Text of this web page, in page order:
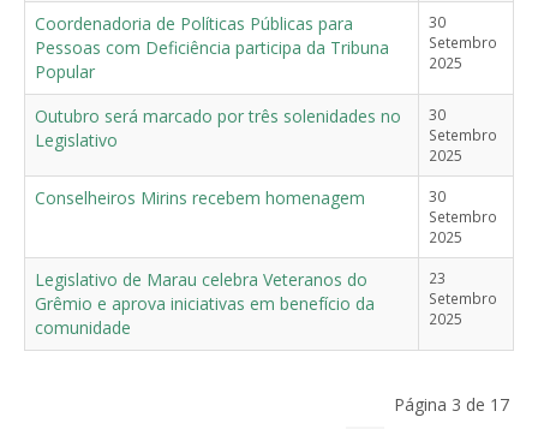
Coordenadoria de Políticas Públicas para
Pessoas com Deficiência participa da Tribuna
Popular
30
Setembro
2025
Outubro será marcado por três solenidades no
Legislativo
30
Setembro
2025
Conselheiros Mirins recebem homenagem
30
Setembro
2025
Legislativo de Marau celebra Veteranos do
Grêmio e aprova iniciativas em benefício da
comunidade
23
Setembro
2025
Página 3 de 17